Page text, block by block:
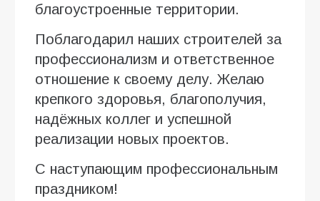
благоустроенные территории.
Поблагодарил наших строителей за
профессионализм и ответственное
отношение к своему делу. Желаю
крепкого здоровья, благополучия,
надёжных коллег и успешной
реализации новых проектов.
С наступающим профессиональным
праздником!